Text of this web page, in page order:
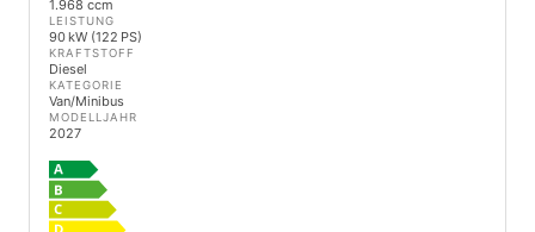
1.968 ccm
LEISTUNG
90 kW (122 PS)
KRAFTSTOFF
Diesel
KATEGORIE
Van/Minibus
MODELLJAHR
2027